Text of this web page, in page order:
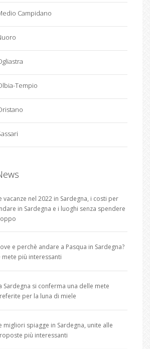
Campidano
Tempio
vacanze nel 2022 in Sardegna, i costi per
in Sardegna e i luoghi senza spendere
e perchè andare a Pasqua in Sardegna?
mete più interessanti
Sardegna si conferma una delle mete
per la luna di miele
migliori spiagge in Sardegna, unite alle
più interessanti